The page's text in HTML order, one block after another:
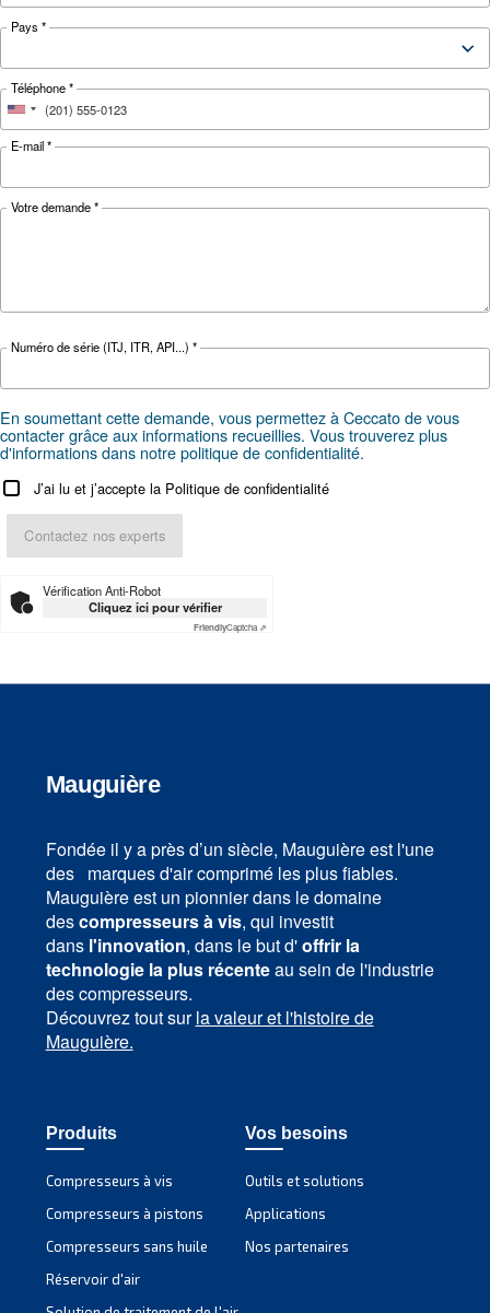
Guide des compresseurs d’air électriques :
les avantages, comparez les compresseurs
compresseurs de gaz naturel et optimisez la
des condensats des compresseurs d’air.
Vous recherchez le produit
votre application ?
Applications d'air comprimé
Accéder à notre page Applications